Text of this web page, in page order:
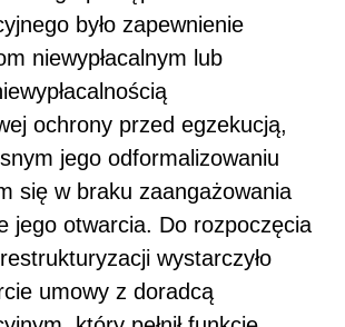
było zapewnienie
niewypłacalnym lub
ochrony przed egzekucją,
jego odformalizowaniu
się w braku zaangażowania
jego otwarcia. Do rozpoczęcia
wystarczyło
umowy z doradcą